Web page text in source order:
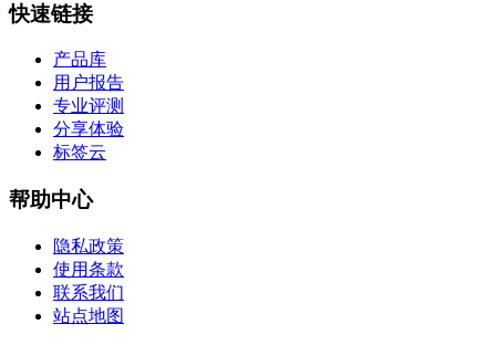
快速链接
产品库
用户报告
专业评测
分享体验
标签云
帮助中心
隐私政策
使用条款
联系我们
站点地图